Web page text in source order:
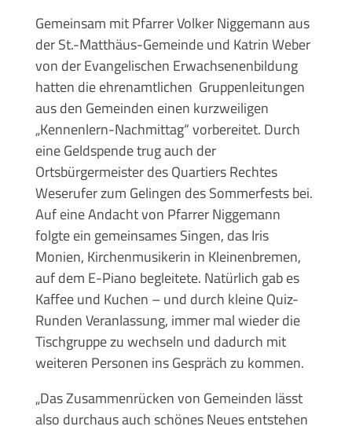
Gemeinsam mit Pfarrer Volker Niggemann aus
der St.-Matthäus-Gemeinde und Katrin Weber
von der Evangelischen Erwachsenenbildung
hatten die ehrenamtlichen Gruppenleitungen
aus den Gemeinden einen kurzweiligen
„Kennenlern-Nachmittag“ vorbereitet. Durch
eine Geldspende trug auch der
Ortsbürgermeister des Quartiers Rechtes
Weserufer zum Gelingen des Sommerfests bei.
Auf eine Andacht von Pfarrer Niggemann
folgte ein gemeinsames Singen, das Iris
Monien, Kirchenmusikerin in Kleinenbremen,
auf dem E-Piano begleitete. Natürlich gab es
Kaffee und Kuchen – und durch kleine Quiz-
Runden Veranlassung, immer mal wieder die
Tischgruppe zu wechseln und dadurch mit
weiteren Personen ins Gespräch zu kommen.
„Das Zusammenrücken von Gemeinden lässt
also durchaus auch schönes Neues entstehen